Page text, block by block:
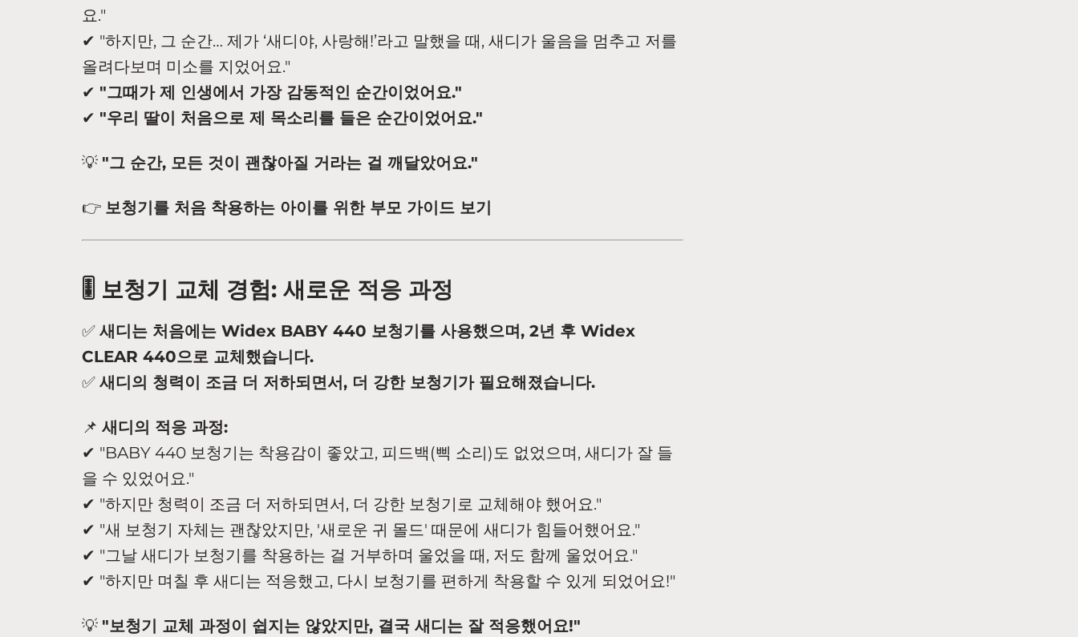
요."
✔ "하지만, 그 순간… 제가 ‘새디야, 사랑해!’라고 말했을 때, 새디가 울음을 멈추고 저를
올려다보며 미소를 지었어요."
✔ "그때가 제 인생에서 가장 감동적인 순간이었어요."
✔ "우리 딸이 처음으로 제 목소리를 들은 순간이었어요."
💡 "그 순간, 모든 것이 괜찮아질 거라는 걸 깨달았어요."
👉 보청기를 처음 착용하는 아이를 위한 부모 가이드 보기
🎚 보청기 교체 경험: 새로운 적응 과정
✅ 새디는 처음에는 Widex BABY 440 보청기를 사용했으며, 2년 후 Widex
CLEAR 440으로 교체했습니다.
✅ 새디의 청력이 조금 더 저하되면서, 더 강한 보청기가 필요해졌습니다.
📌 새디의 적응 과정:
✔ "BABY 440 보청기는 착용감이 좋았고, 피드백(삑 소리)도 없었으며, 새디가 잘 들
을 수 있었어요."
✔ "하지만 청력이 조금 더 저하되면서, 더 강한 보청기로 교체해야 했어요."
✔ "새 보청기 자체는 괜찮았지만, '새로운 귀 몰드' 때문에 새디가 힘들어했어요."
✔ "그날 새디가 보청기를 착용하는 걸 거부하며 울었을 때, 저도 함께 울었어요."
✔ "하지만 며칠 후 새디는 적응했고, 다시 보청기를 편하게 착용할 수 있게 되었어요!"
💡 "보청기 교체 과정이 쉽지는 않았지만, 결국 새디는 잘 적응했어요!"